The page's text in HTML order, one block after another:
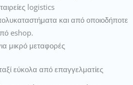
logistics
και από οποιοδήποτε
eshop.
μικρό μεταφορές
εύκολα από επαγγελματίες